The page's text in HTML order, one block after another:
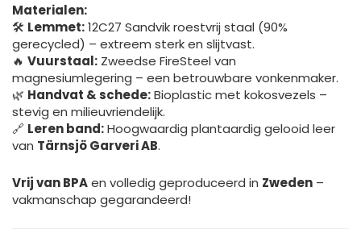
Materialen:
🛠 Lemmet:12C27 Sandvik roestvrij staal (90%
gerecycled) – extreem sterk en slijtvast.
🔥 Vuurstaal: Zweedse FireSteel van
magnesiumlegering – een betrouwbare vonkenmaker.
🌿 Handvat & schede:Bioplastic met kokosvezels –
stevig en milieuvriendelijk.
🔗 Leren band:Hoogwaardig plantaardig gelooid leer
van Tärnsjö Garveri AB.
Vrij van BPAen volledig geproduceerd in Zweden –
vakmanschap gegarandeerd!